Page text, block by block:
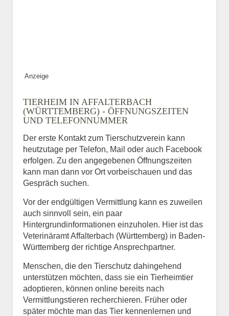
Anzeige
TIERHEIM IN AFFALTERBACH
(WÜRTTEMBERG) - ÖFFNUNGSZEITEN
UND TELEFONNUMMER
Der erste Kontakt zum Tierschutzverein kann
heutzutage per Telefon, Mail oder auch Facebook
erfolgen. Zu den angegebenen Öffnungszeiten
kann man dann vor Ort vorbeischauen und das
Gespräch suchen.
Vor der endgültigen Vermittlung kann es zuweilen
auch sinnvoll sein, ein paar
Hintergrundinformationen einzuholen. Hier ist das
Veterinäramt Affalterbach (Württemberg) in Baden-
Württemberg der richtige Ansprechpartner.
Menschen, die den Tierschutz dahingehend
unterstützen möchten, dass sie ein Tierheimtier
adoptieren, können online bereits nach
Vermittlungstieren recherchieren. Früher oder
später möchte man das Tier kennenlernen und